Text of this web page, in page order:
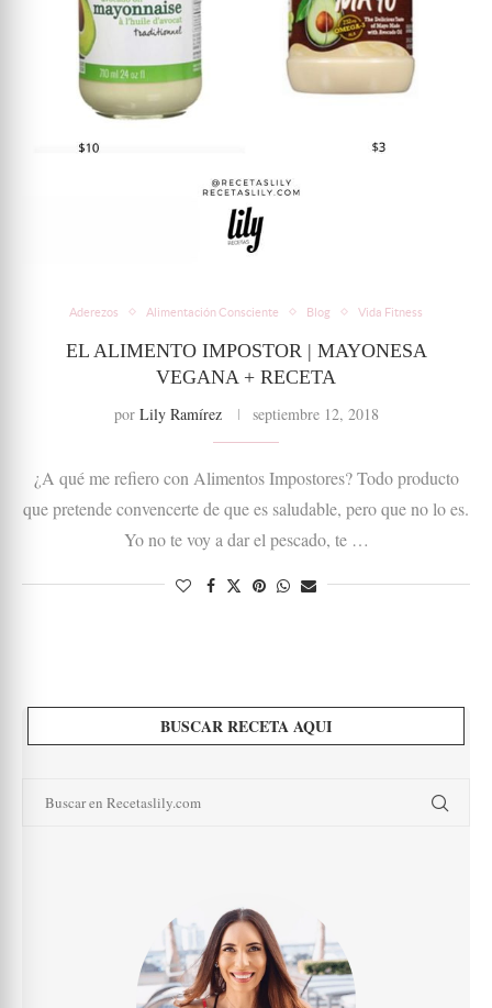
Aderezos Alimentación Consciente Blog Vida Fitness
EL ALIMENTO IMPOSTOR | MAYONESA
VEGANA + RECETA
por Lily Ramírez septiembre 12, 2018
¿A qué me refiero con Alimentos Impostores? Todo producto
que pretende convencerte de que es saludable, pero que no lo es.
Yo no te voy a dar el pescado, te …
BUSCAR RECETA AQUI